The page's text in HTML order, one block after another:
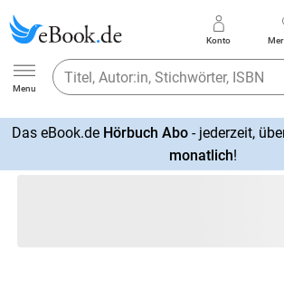
Ebook.de
Menu
Konto
Das eBook.de Hörbuch Abo- jederzeit,
monatlich!